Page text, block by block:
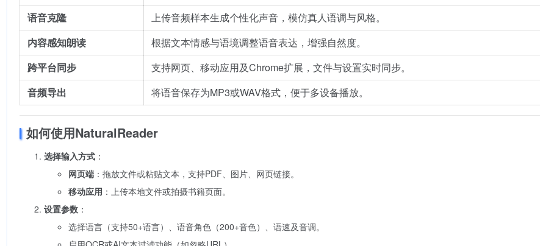
语音克隆
上传音频样本生成个性化声音，模仿真人语调与风格。
内容感知朗读
根据文本情感与语境调整语音表达，增强自然度。
跨平台同步
支持网页、移动应用及Chrome扩展，文件与设置实时同步。
音频导出
将语音保存为MP3或WAV格式，便于多设备播放。
如何使用NaturalReader
选择输入方式 ：
网页端 ：拖放文件或粘贴文本，支持PDF、图片、网页链接。
移动应用 ：上传本地文件或拍摄书籍页面。
设置参数 ：
选择语言（支持50+语言）、语音角色（200+音色）、语速及音调。